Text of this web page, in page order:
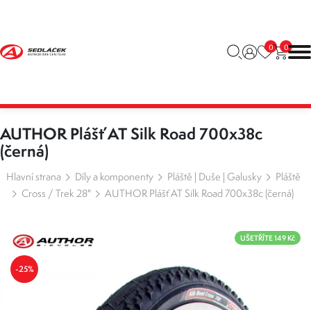
0 0
AUTHOR Plášť AT Silk Road 700x38c
(černá)
Hlavní strana Díly a komponenty Pláště | Duše | Galusky
Pláště
Cross / Trek 28"
AUTHOR Plášť AT Silk Road 700x38c (černá)
-25%
UŠETŘÍTE 149 Kč